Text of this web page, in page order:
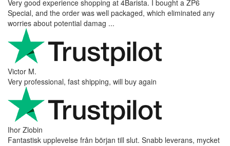
Very good experience shopping at 4Barista. I bought a ZP6
Special, and the order was well packaged, which eliminated any
worries about potential damag ...
Victor M.
Very professional, fast shipping, will buy again
Ihor Zlobin
Fantastisk upplevelse från början till slut. Snabb leverans, mycket